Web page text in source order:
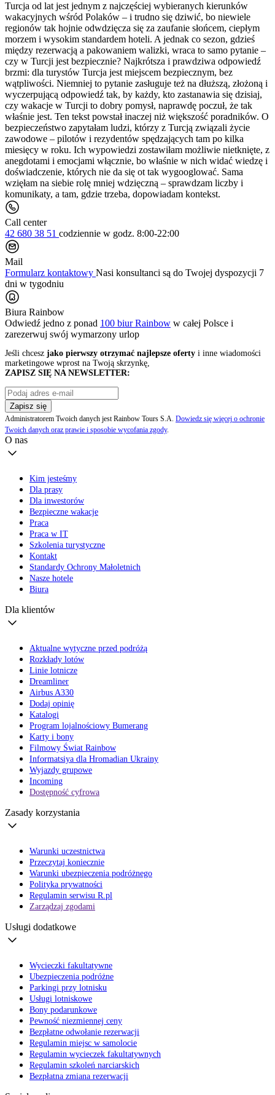
Turcja od lat jest jednym z najczęściej wybieranych kierunków
wakacyjnych wśród Polaków – i trudno się dziwić, bo niewiele
regionów tak hojnie odwdzięcza się za zaufanie słońcem, ciepłym
morzem i wysokim standardem hoteli. A jednak co sezon, gdzieś
między rezerwacją a pakowaniem walizki, wraca to samo pytanie –
czy w Turcji jest bezpiecznie? Najkrótsza i prawdziwa odpowiedź
brzmi: dla turystów Turcja jest miejscem bezpiecznym, bez
wątpliwości. Niemniej to pytanie zasługuje też na dłuższą, złożoną i
wyczerpującą odpowiedź tak, by każdy, kto zastanawia się dzisiaj,
czy wakacje w Turcji to dobry pomysł, naprawdę poczuł, że tak
właśnie jest. Ten tekst powstał inaczej niż większość poradników. O
bezpieczeństwo zapytałam ludzi, którzy z Turcją związali życie
zawodowe – pilotów i rezydentów spędzających tam po kilka
miesięcy w roku. Ich wypowiedzi zostawiłam możliwie nietknięte, z
anegdotami i emocjami włącznie, bo właśnie w nich widać wiedzę i
doświadczenie, których nie da się ot tak wygooglować. Sama
wzięłam na siebie rolę mniej wdzięczną – sprawdzam liczby i
komunikaty, a tam, gdzie trzeba, dopowiadam kontekst.
Call center
42 680 38 51 codziennie w godz. 8:00-22:00
Mail
Formularz kontaktowy Nasi konsultanci są do Twojej dyspozycji 7
dni w tygodniu
Biura Rainbow
Odwiedź jedno z ponad 100 biur Rainbow w całej Polsce i
zarezerwuj swój wymarzony urlop
Jeśli chcesz jako pierwszy otrzymać najlepsze oferty i inne wiadomości
marketingowe wprost na Twoją skrzynkę,
ZAPISZ SIĘ NA NEWSLETTER:
Zapisz się
Administratorem Twoich danych jest Rainbow Tours S.A. Dowiedz się więcej o ochronie
Twoich danych oraz prawie i sposobie wycofania zgody.
O nas
Kim jesteśmy
Dla prasy
Dla inwestorów
Bezpieczne wakacje
Praca
Praca w IT
Szkolenia turystyczne
Kontakt
Standardy Ochrony Małoletnich
Nasze hotele
Biura
Dla klientów
Aktualne wytyczne przed podróżą
Rozkłady lotów
Linie lotnicze
Dreamliner
Airbus A330
Dodaj opinię
Katalogi
Program lojalnościowy Bumerang
Karty i bony
Filmowy Świat Rainbow
Informatsiya dla Hromadian Ukrainy
Wyjazdy grupowe
Incoming
Dostępność cyfrowa
Zasady korzystania
Warunki uczestnictwa
Przeczytaj koniecznie
Warunki ubezpieczenia podróżnego
Polityka prywatności
Regulamin serwisu R.pl
Zarządzaj zgodami
Usługi dodatkowe
Wycieczki fakultatywne
Ubezpieczenia podróżne
Parkingi przy lotnisku
Usługi lotniskowe
Bony podarunkowe
Pewność niezmiennej ceny
Bezpłatne odwołanie rezerwacji
Regulamin miejsc w samolocie
Regulamin wycieczek fakultatywnych
Regulamin szkoleń narciarskich
Bezpłatna zmiana rezerwacji